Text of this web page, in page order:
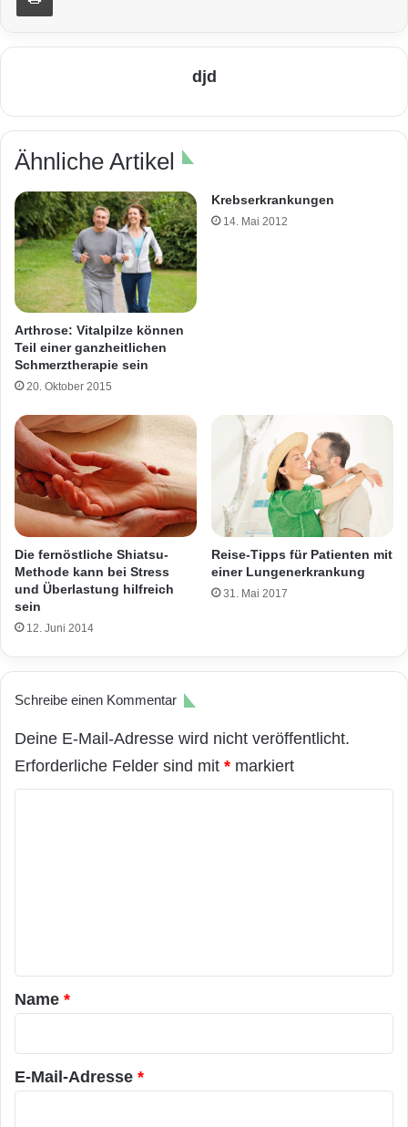
djd
Ähnliche Artikel
Arthrose: Vitalpilze können
Teil einer ganzheitlichen
Schmerztherapie sein
20. Oktober 2015
Krebserkrankungen
14. Mai 2012
Die fernöstliche Shiatsu-
Methode kann bei Stress
und Überlastung hilfreich
sein
12. Juni 2014
Reise-Tipps für Patienten mit
einer Lungenerkrankung
31. Mai 2017
Schreibe einen Kommentar
Deine E-Mail-Adresse wird nicht veröffentlicht.
Erforderliche Felder sind mit * markiert
a
r
*
Name *
E-Mail-Adresse *